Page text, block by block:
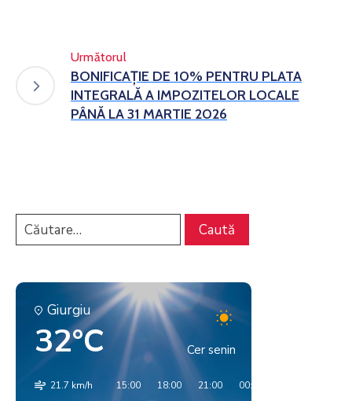
Următorul
BONIFICAȚIE DE 10% PENTRU PLATA
INTEGRALĂ A IMPOZITELOR LOCALE
PÂNĂ LA 31 MARTIE 2026
Giurgiu
32°C Cer senin
21.7 km/h
15:00 18:00 21:00 00:00